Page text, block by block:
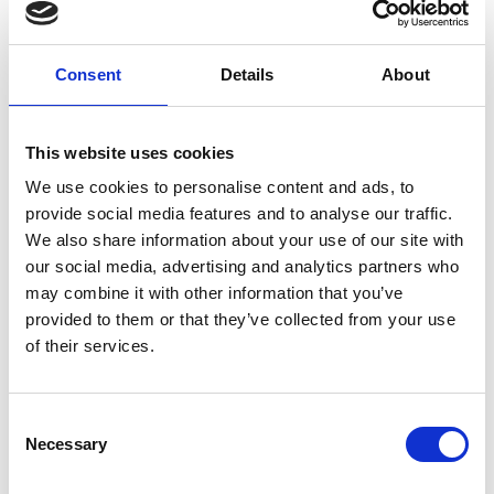
Consent Details About
This website uses cookies
We use cookies to personalise content and ads, to
provide social media features and to analyse our traffic.
We also share information about your use of our site with
our social media, advertising and analytics partners who
may combine it with other information that you’ve
provided to them or that they’ve collected from your use
of their services.
Selection
Necessary
Resimo